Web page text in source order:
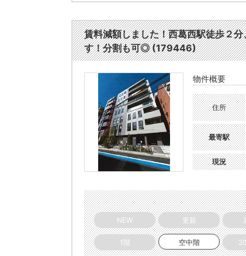
賃料減額しました！西葛西駅徒歩２
す！分割も可◎ (179446)
物件概要
住所
最寄駅
現況
NEW 更新
1階 空中階